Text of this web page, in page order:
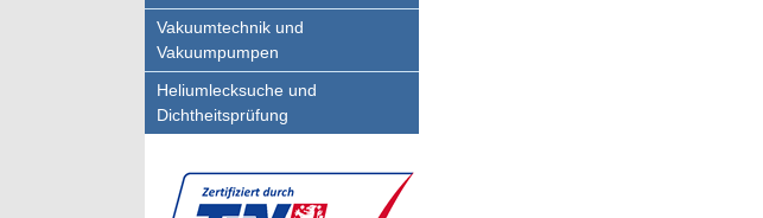
Vakuumtechnik und
Vakuumpumpen
Heliumlecksuche und
Dichtheitsprüfung